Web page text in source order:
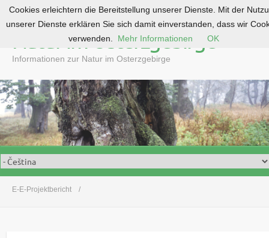
o
c
n
t
e
n
Natur im Osterzgebirge
Informationen zur Natur im Osterzgebirge
E-E-Projektbericht
Cookies erleichtern die Bereitstellung unserer Dienste. Mit der
unserer Dienste erklären Sie sich damit einverstanden, dass wir
verwenden.
Mehr Informationen OK